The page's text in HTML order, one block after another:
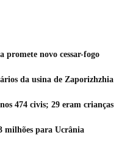
promete novo cessar-fogo
da usina de Zaporizhzhia
474 civis; 29 eram crianças
milhões para Ucrânia